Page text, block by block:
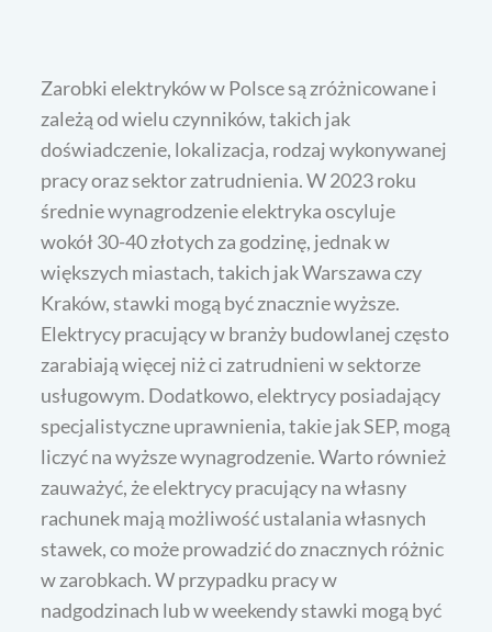
Zarobki elektryków w Polsce są zróżnicowane i
zależą od wielu czynników, takich jak
doświadczenie, lokalizacja, rodzaj wykonywanej
pracy oraz sektor zatrudnienia. W 2023 roku
średnie wynagrodzenie elektryka oscyluje
wokół 30-40 złotych za godzinę, jednak w
większych miastach, takich jak Warszawa czy
Kraków, stawki mogą być znacznie wyższe.
Elektrycy pracujący w branży budowlanej często
zarabiają więcej niż ci zatrudnieni w sektorze
usługowym. Dodatkowo, elektrycy posiadający
specjalistyczne uprawnienia, takie jak SEP, mogą
liczyć na wyższe wynagrodzenie. Warto również
zauważyć, że elektrycy pracujący na własny
rachunek mają możliwość ustalania własnych
stawek, co może prowadzić do znacznych różnic
w zarobkach. W przypadku pracy w
nadgodzinach lub w weekendy stawki mogą być